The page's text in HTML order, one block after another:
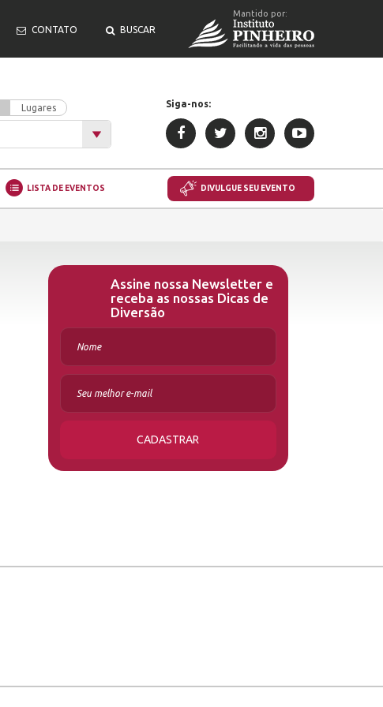
CONTATO BUSCAR
Mantido por:
Lugares Siga-nos:
LISTA DE EVENTOS DIVULGUE SEU EVENTO
Assine nossa Newsletter e
receba as nossas Dicas de
Diversão
CADASTRAR